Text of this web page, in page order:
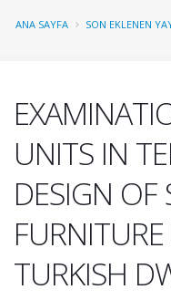
ANA SAYFA SON EKLENEN
UNITS IN
DESIGN OF
TURKISH